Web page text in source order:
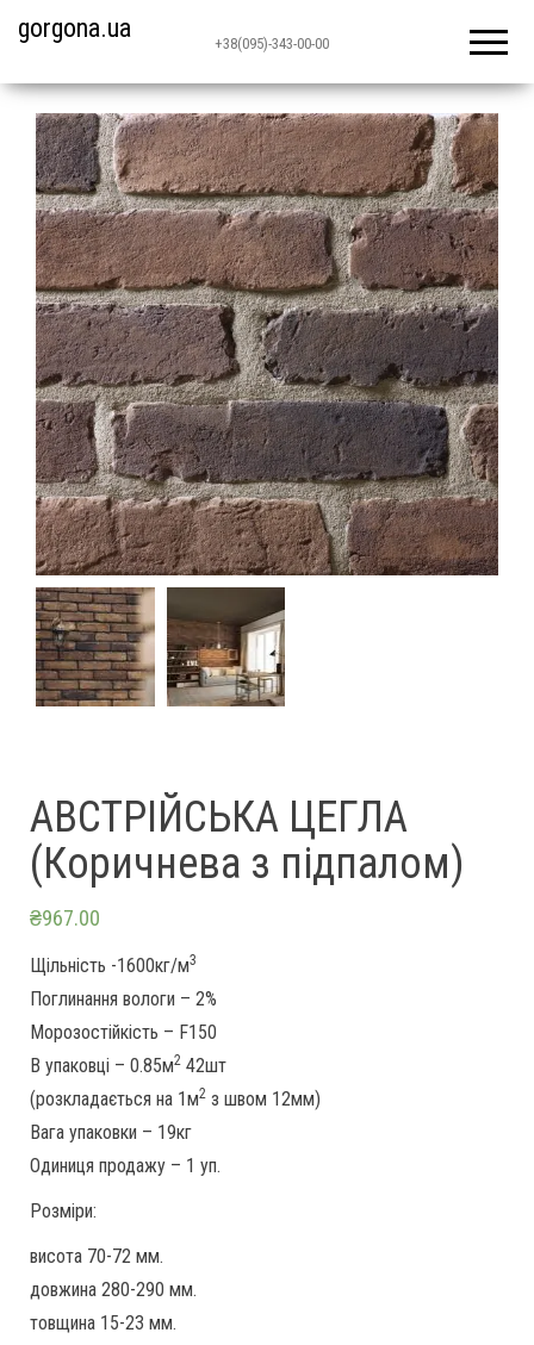
gorgona.ua
+38(095)-343-00-00
АВСТРІЙСЬКА ЦЕГЛА
(Коричнева з підпалом)
₴967.00
Щільність -1600кг/м3
Поглинання вологи – 2%
Морозостійкість – F150
В упаковці – 0.85м2 42шт
(розкладається на 1м2 з швом 12мм)
Вага упаковки – 19кг
Одиниця продажу – 1 уп.
Розміри:
висота 70-72 мм.
довжина 280-290 мм.
товщина 15-23 мм.